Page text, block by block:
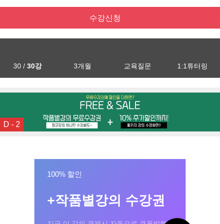
수강신청
30 / 30강 3개월 교육질문 1:1튜터링
D - 2
100% 할인
+작품별강의 수강권